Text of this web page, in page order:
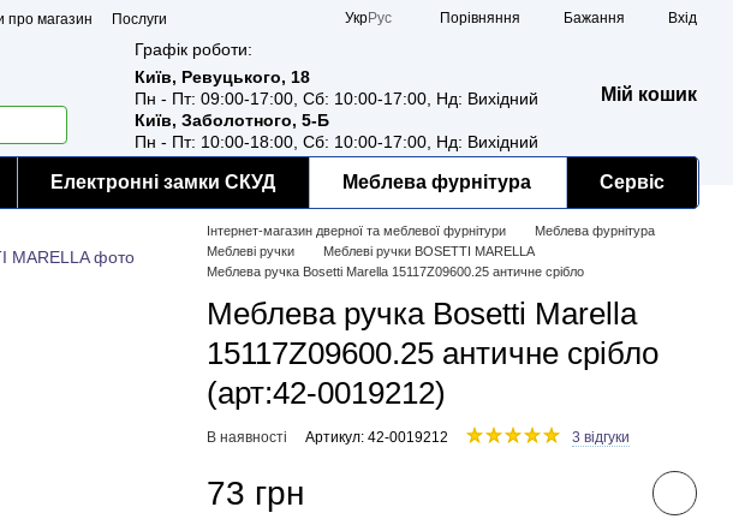
про магазин
Послуги
УкрРус Порівняння Бажання Вхід
Графік роботи:
Київ, Ревуцького, 18
Пн - Пт: 09:00-17:00, Сб: 10:00-17:00, Нд: Вихідний
Київ, Заболотного, 5-Б
Пн - Пт: 10:00-18:00, Сб: 10:00-17:00, Нд: Вихідний
Мій кошик
Електронні замки СКУД Меблева фурнітура Сервіс
Інтернет-магазин дверної та меблевої фурнітури
Меблева фурнітура
Меблеві ручки
Меблеві ручки BOSETTI MARELLA
Меблева ручка Bosetti Marella 15117Z09600.25 античне срібло
Меблева ручка Bosetti Marella
15117Z09600.25 античне срібло
(арт:42-0019212)
В наявності Артикул: 42-0019212 3 відгуки
73 грн